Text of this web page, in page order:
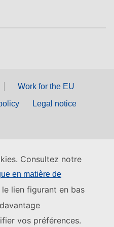
Consultez notre
en matière de
lien figurant en bas
vos préférences.
Work for the EU
Legal notice